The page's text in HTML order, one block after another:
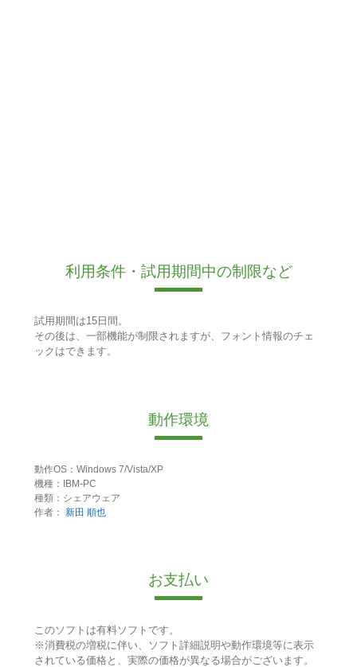
利用条件・試用期間中の制限など
試用期間は15日間。
その後は、一部機能が制限されますが、フォント情報のチェ
ックはできます。
動作環境
動作OS：Windows 7/Vista/XP
機種：IBM-PC
種類：シェアウェア
作者： 新田 順也
お支払い
このソフトは有料ソフトです。
※消費税の増税に伴い、ソフト詳細説明や動作環境等に表示
されている価格と、実際の価格が異なる場合がございます。